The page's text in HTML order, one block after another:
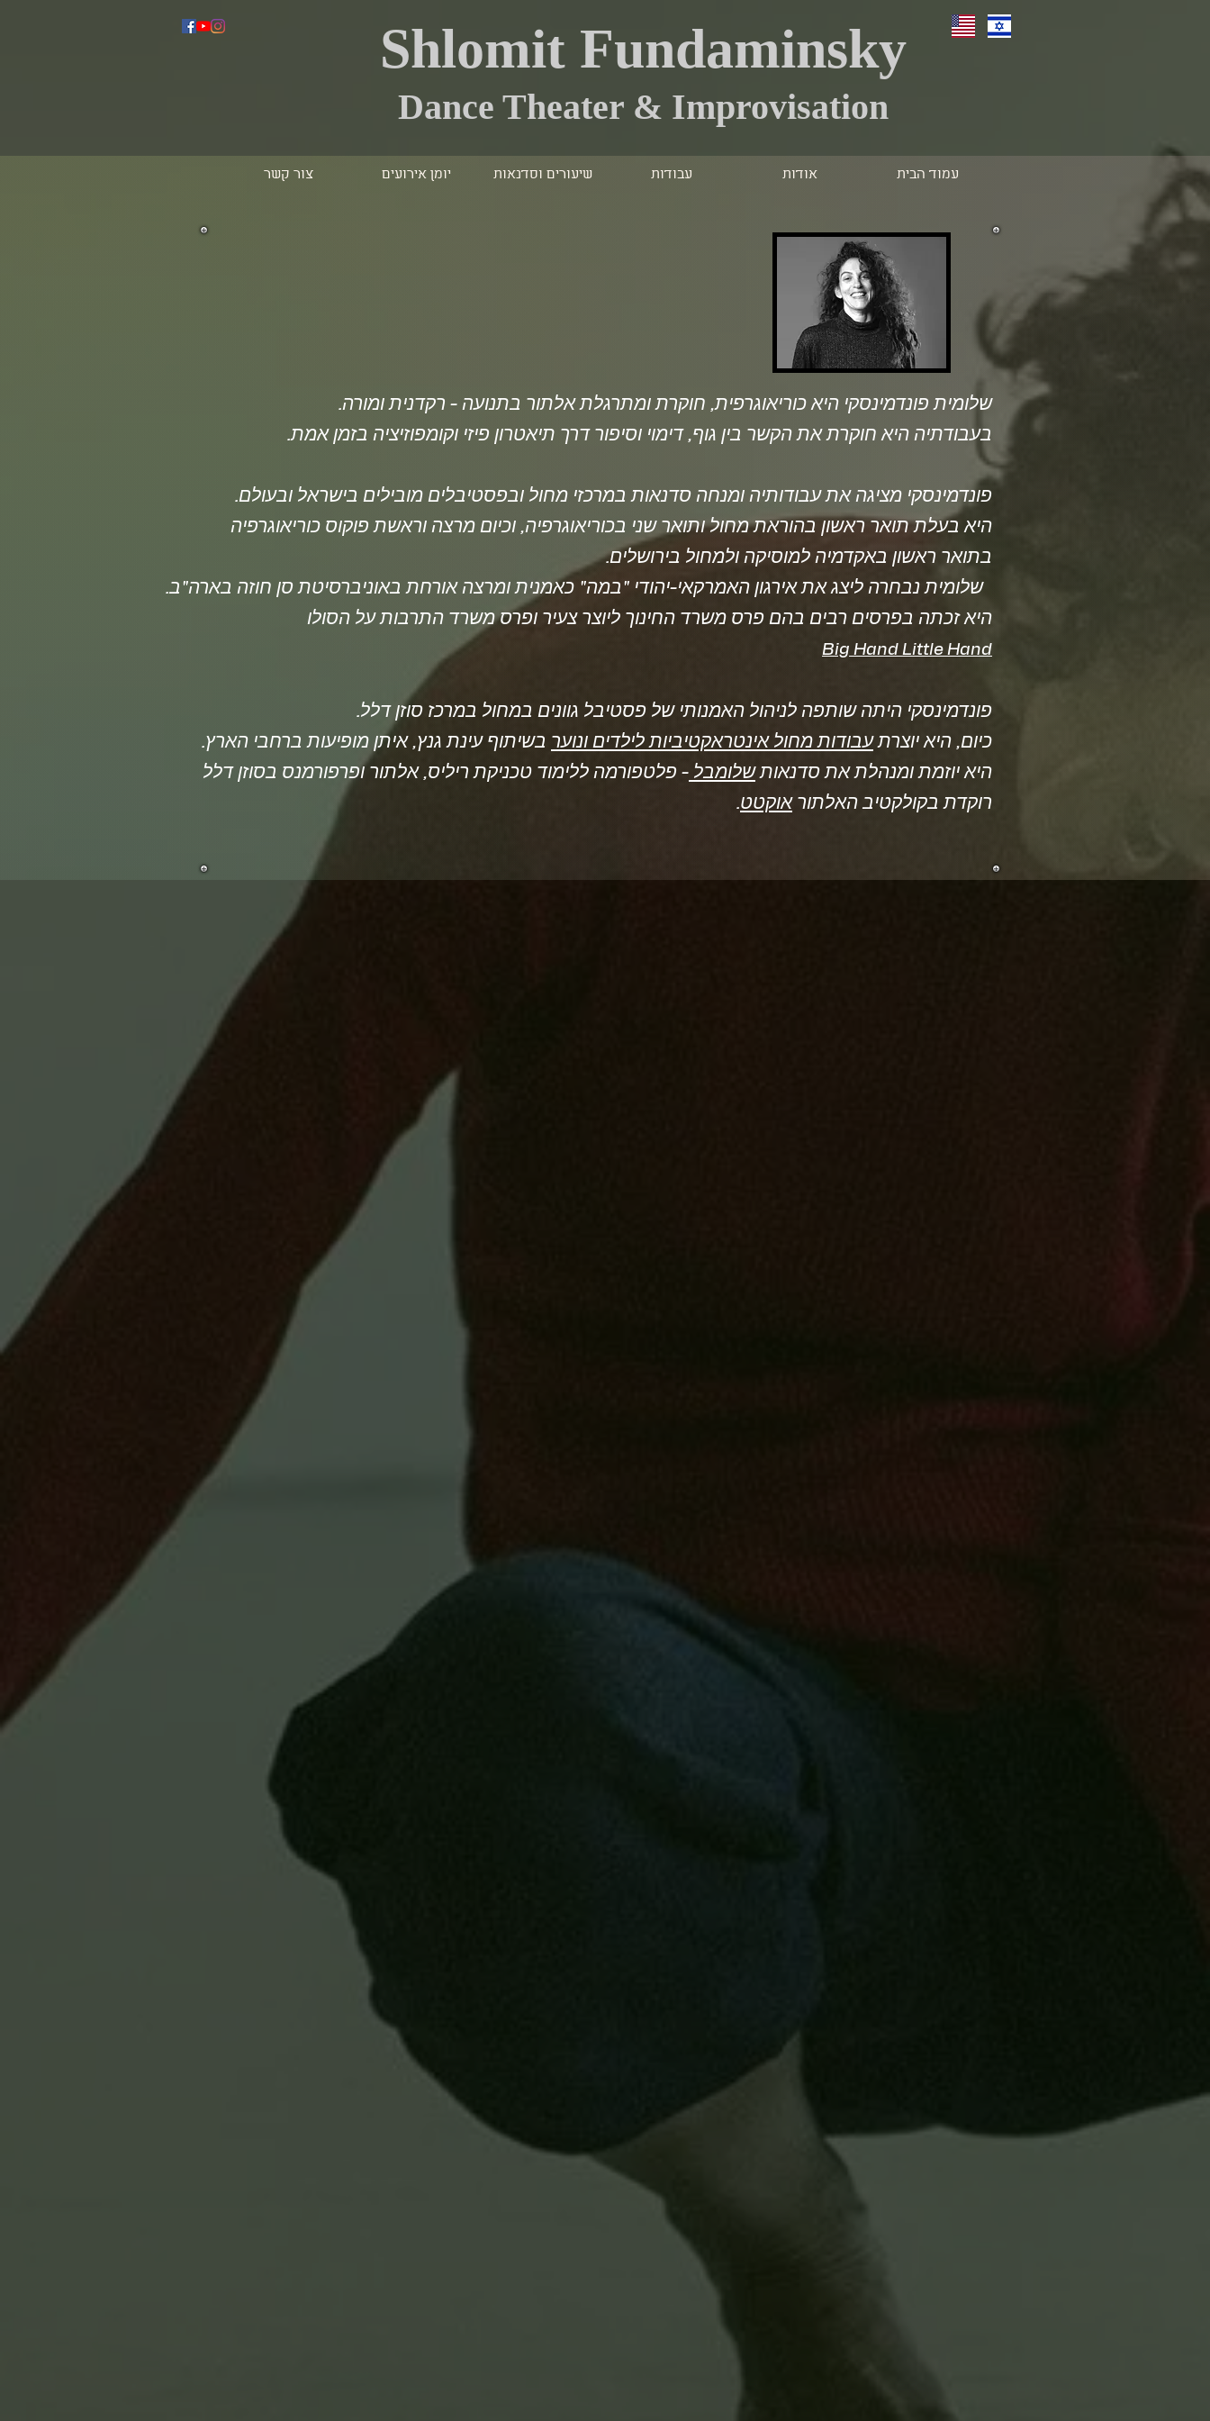
Shlomit Fundaminsky
Dance Theater & Improvisation
צור קשר יומן אירועים שיעורים וסדנאות עבודות אודות עמוד הבית
.שלומית פונדמינסקי היא כוריאוגרפית, חוקרת ומתרגלת אלתור בתנועה - רקדנית ומורה
.פונדמינסקי מציגה את עבודותיה ומנחה סדנאות במרכזי מחול ובפסטיבלים מובילים בישראל ובעולם
היא בעלת תואר ראשון בהוראת מחול ותואר שני בכוריאוגרפיה, וכיום מרצה וראשת פוקוס כוריאוגרפיה
.בתואר ראשון באקדמיה למוסיקה ולמחול בירושלים
.שלומית נבחרה ליצג את אירגון האמרקאי-יהודי "במה" כאמנית ומרצה אורחת באוניברסיטת סן חוזה בארה"ב
היא זכתה בפרסים רבים בהם פרס משרד החינוך ליוצר צעיר ופרס משרד התרבות על הסולו
Big Hand Little Hand
.פונדמינסקי היתה שותפה לניהול האמנותי של פסטיבל גוונים במחול במרכז סוזן דלל
.כיום, היא יוצרתעבודות מחול אינטראקטיביות לילדים ונוער בשיתוף עינת גנץ, איתן מופיעות ברחבי הארץ
היא יוזמת ומנהלת את סדנאותשלומבל - פלטפורמה ללימוד טכניקת ריליס, אלתור ופרפורמנס בסוזן דלל
.רוקדת בקולקטיב האלתוראוקטט